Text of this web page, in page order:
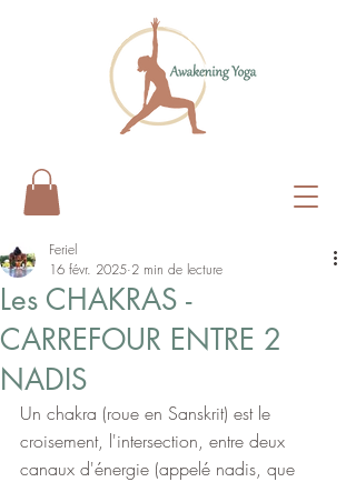
Les CHAKRAS -
CARREFOUR ENTRE 2
NADIS
Feriel
16 févr. 2025 2 min de lecture
Un chakra (roue en Sanskrit) est le
croisement, l'intersection, entre deux
canaux d'énergie (appelé nadis, que